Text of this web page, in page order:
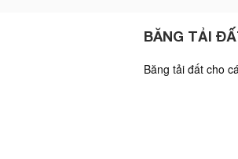
BĂNG TẢI
Băng tải đất cho